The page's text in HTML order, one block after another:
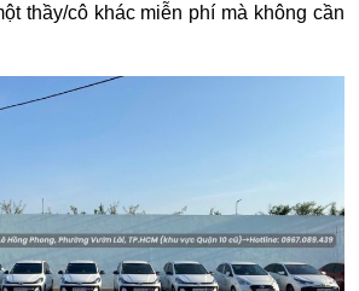
thầy/cô khác miễn phí mà không cần